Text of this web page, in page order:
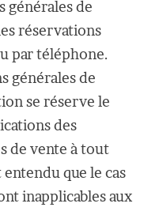
générales de
réservations
par téléphone.
générales de
se réserve le
des
de vente à tout
que le cas
inapplicables aux